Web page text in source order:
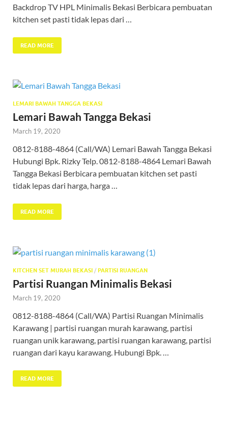
Backdrop TV HPL Minimalis Bekasi Berbicara pembuatan
kitchen set pasti tidak lepas dari …
READ MORE
LEMARI BAWAH TANGGA BEKASI
Lemari Bawah Tangga Bekasi
March 19, 2020
0812-8188-4864 (Call/WA) Lemari Bawah Tangga Bekasi
Hubungi Bpk. Rizky Telp. 0812-8188-4864 Lemari Bawah
Tangga Bekasi Berbicara pembuatan kitchen set pasti
tidak lepas dari harga, harga …
READ MORE
KITCHEN SET MURAH BEKASI / PARTISI RUANGAN
Partisi Ruangan Minimalis Bekasi
March 19, 2020
0812-8188-4864 (Call/WA) Partisi Ruangan Minimalis
Karawang | partisi ruangan murah karawang, partisi
ruangan unik karawang, partisi ruangan karawang, partisi
ruangan dari kayu karawang. Hubungi Bpk. …
READ MORE